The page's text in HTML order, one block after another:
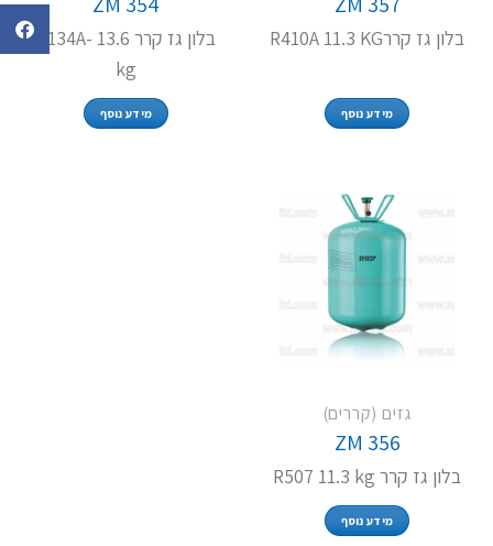
בלון גז קררR410A 11.3 KG
מידע נוסף
בלון גז קרר R134A- 13.6
kg
מידע נוסף
גזים (קררים)
ZM 356
בלון גז קרר R507 11.3 kg
מידע נוסף